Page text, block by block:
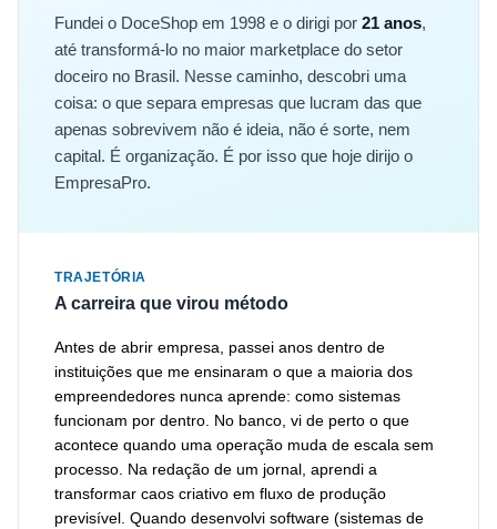
Fundei o DoceShop em 1998 e o dirigi por 21 anos,
até transformá-lo no maior marketplace do setor
doceiro no Brasil. Nesse caminho, descobri uma
coisa: o que separa empresas que lucram das que
apenas sobrevivem não é ideia, não é sorte, nem
capital. É organização. É por isso que hoje dirijo o
EmpresaPro.
TRAJETÓRIA
A carreira que virou método
Antes de abrir empresa, passei anos dentro de
instituições que me ensinaram o que a maioria dos
empreendedores nunca aprende: como sistemas
funcionam por dentro. No banco, vi de perto o que
acontece quando uma operação muda de escala sem
processo. Na redação de um jornal, aprendi a
transformar caos criativo em fluxo de produção
previsível. Quando desenvolvi software (sistemas de